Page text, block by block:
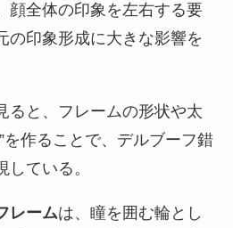
顔全体の印象を左右する要
の印象形成に大きな影響を
ると、フレームの形状や太
を作ることで、デルブーフ錯
ている。
レームは、瞳を囲む輪とし